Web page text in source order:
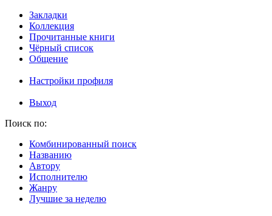
Закладки
Коллекция
Прочитанные книги
Чёрный список
Общение
Настройки профиля
Выход
Поиск по:
Комбинированный поиск
Названию
Автору
Исполнителю
Жанру
Лучшие за неделю